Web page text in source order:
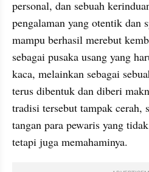
personal, dan sebuah
pengalaman yang otentik dan
mampu berhasil merebut
sebagai pusaka usang yang
kaca, melainkan sebagai
terus dibentuk dan diberi
tradisi tersebut tampak cerah,
tangan para pewaris yang
tetapi juga memahaminya.